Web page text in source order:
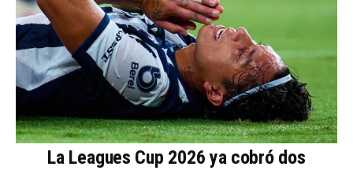
La Leagues Cup 2026 ya cobró dos